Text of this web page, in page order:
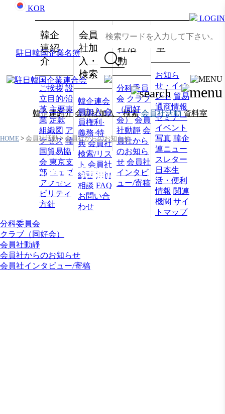
韓企
連紹
介
ご挨拶 設
立目的/沿
革 主要事
業 定款
組織図 ア
クセス 韓
国貿易協
会 東京支
部 ウェブ
アクセシ
ビリティ
方針
会員
社加
入・
検索
韓企連会
員加入 会
員権利·
義務·特
典 会員社
検索/リス
ト 会員社
総覧 法律
相談 FAQ
お問い合
わせ
会員
社活
動
分科委員
会 クラブ
（同好
会） 会員
社動靜 会
員社から
のお知ら
せ 会員社
インタビ
ュー/寄稿
資料
室
お知ら
せ・イベ
ント 貿易
通商情報
セミナー
イベント
写真 韓企
連ニュー
スレター
日本生
活・便利
情報 関連
機関 サイ
トマップ
駐日韓国企業名簿
KOR
LOGIN
韓企連紹介 会員社加入・検索 会員社活動 資料室
HOME > 会員社活動> 会員社からのお知らせ
会員社活動
分科委員会
クラブ（同好会）
会員社動靜
会員社からのお知らせ
会員社インタビュー/寄稿